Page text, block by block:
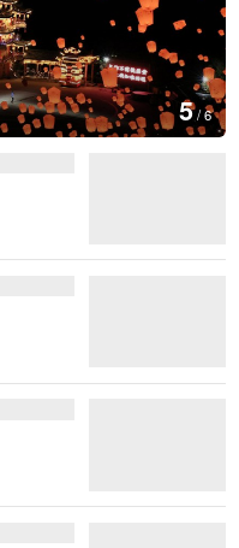
观赏期 6/6